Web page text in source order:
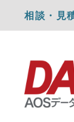
相談・見